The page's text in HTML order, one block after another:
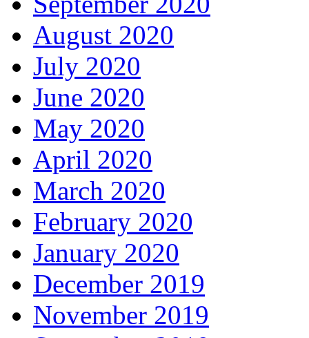
August 2020
July 2020
June 2020
May 2020
April 2020
March 2020
February 2020
January 2020
December 2019
November 2019